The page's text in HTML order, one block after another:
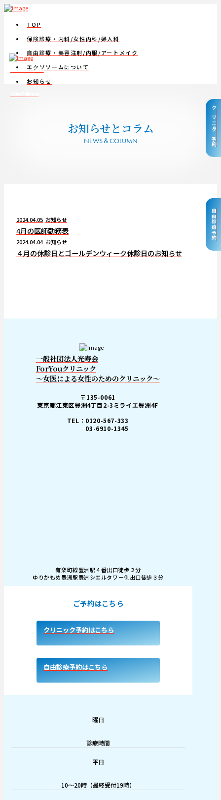
TOP
保険診療・内科/女性内科/婦人科
自由診療・美容注射/内服/アートメイク
エクソソームについて
お知らせ
クリニック予約
お知らせとコラム
NEWS＆COLUMN クリニック予約
自由診療予約
2024.04.05 お知らせ
4月の医師勤務表
2024.04.04 お知らせ
４月の休診日とゴールデンウィーク休診日のお知らせ
一般社団法人光寿会
ForYouクリニック
～女医による女性のためのクリニック～
〒135-0061
東京都江東区豊洲4丁目2-3ミライエ豊洲4F
TEL：0120-567-333
03-6910-1345
有楽町線豊洲駅４番出口徒歩２分
ゆりかもめ豊洲駅豊洲シエルタワー側出口徒歩３分
ご予約はこちら
クリニック予約はこちら
自由診療予約はこちら
曜日
診療時間
平日
10～20時（最終受付19時）